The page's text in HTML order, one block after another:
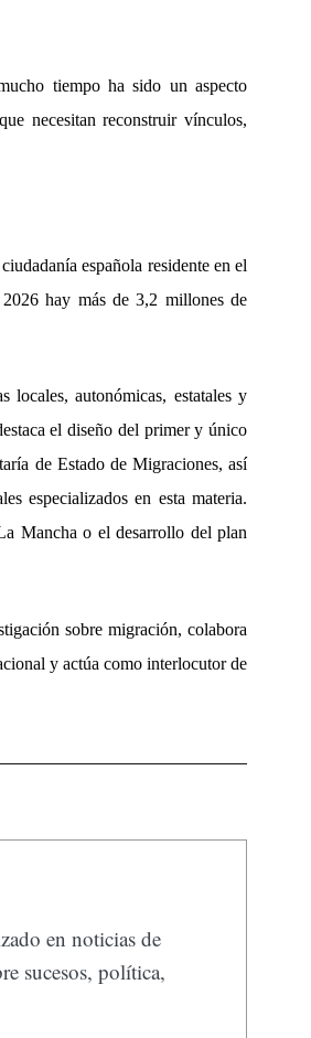
tiempo ha sido un aspecto
necesitan reconstruir vínculos,
ía española residente en el
hay más de 3,2 millones de
locales, autonómicas, estatales y
el diseño del primer y único
ía de Estado de Migraciones, así
especializados en esta materia.
Mancha o el desarrollo del plan
sobre migración, colabora
y actúa como interlocutor de
en noticias de
sucesos, política,